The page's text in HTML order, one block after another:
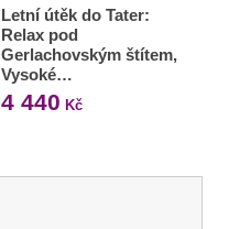
Letní útěk do Tater:
Relax pod
Gerlachovským štítem,
Vysoké…
4 440 Kč